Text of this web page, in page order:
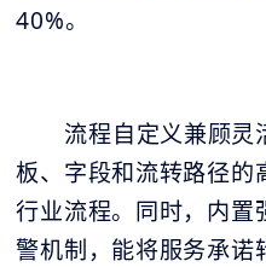
40%。
流程自定义兼顾灵
板、字段和流转路径的
行业流程。同时，内置
警机制，能将服务承诺